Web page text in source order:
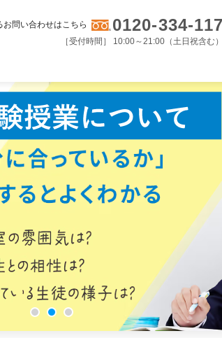
お問い合わせはこちら 0120-334-117
［受付時間］ 10:00～21:00（土日祝含む）